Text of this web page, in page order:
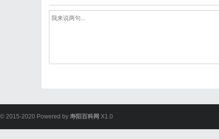
© 2015-2020 Powered by 寿阳百科网 X1.0